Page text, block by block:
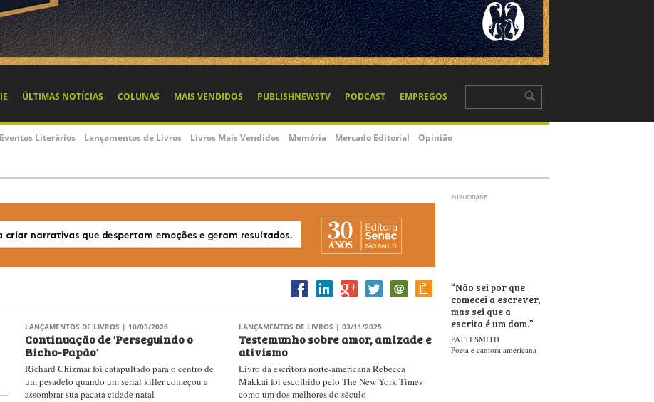
ÚLTIMAS NOTÍCIAS COLUNAS MAIS VENDIDOS PUBLISHNEWSTV PODCAST EMPREGOS
Eventos Literários Lançamentos de Livros Livros Mais Vendidos Memória Mercado Editorial Opinião
PUBLICIDADE
LANÇAMENTOS DE LIVROS | 10/03/2026
Continuação de 'Perseguindo o
Bicho-Papão'
Richard Chizmar foi catapultado para o centro de
um pesadelo quando um serial killer começou a
assombrar sua pacata cidade natal
LANÇAMENTOS DE LIVROS | 03/11/2025
Testemunho sobre amor, amizade e
ativismo
Livro da escritora norte-americana Rebecca
Makkai foi escolhido pelo The New York Times
como um dos melhores do século
“Não sei por que
comecei a escrever,
mas sei que a
escrita é um dom.”
PATTI SMITH
Poeta e cantora americana